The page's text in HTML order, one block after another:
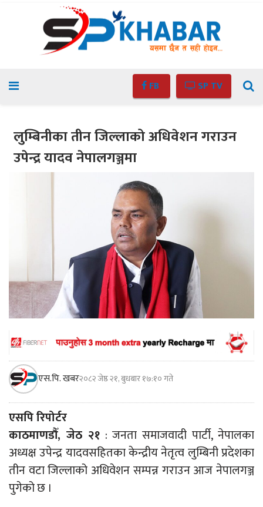
FB SP TV
लुम्बिनीका तीन जिल्लाको अधिवेशन गराउन
उपेन्द्र यादव नेपालगञ्जमा
एस.पि. खबर२०८२ जेष्ठ २१, बुधबार १७:१० गते
एसपि रिपोर्टर
काठमाणडौँ, जेठ २१: जनता समाजवादी पार्टी, नेपालका
अध्यक्ष उपेन्द्र यादवसहितका केन्द्रीय नेतृत्व लुम्बिनी प्रदेशका
तीन वटा जिल्लाको अधिवेशन सम्पन्न गराउन आज नेपालगञ्ज
पुगेको छ ।